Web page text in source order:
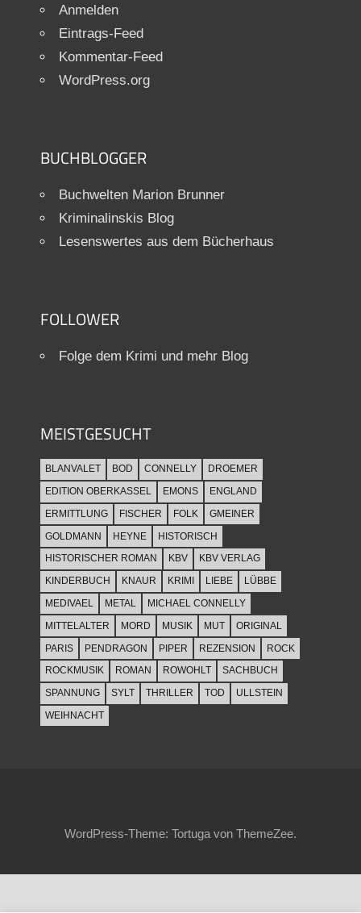
Anmelden
Eintrags-Feed
Kommentar-Feed
WordPress.org
BUCHBLOGGER
Buchwelten Marion Brunner
Kriminalinskis Blog
Lesenswertes aus dem Bücherhaus
FOLLOWER
Folge dem Krimi und mehr Blog
MEISTGESUCHT
BLANVALET BOD CONNELLY
DROEMER
EDITION OBERKASSEL
EMONS
ENGLAND
ERMITTLUNG
FISCHER FOLK
GMEINER
GOLDMANN
HEYNE
HISTORISCH
HISTORISCHER ROMAN
KBV
KBV VERLAG
KINDERBUCH
KNAUR KRIMI LIEBE
LÜBBE
MEDIVAEL
METAL
MICHAEL CONNELLY
MITTELALTER
MORD MUSIK MUT
ORIGINAL
PARIS
PENDRAGON PIPER REZENSION
ROCK
ROCKMUSIK
ROMAN ROWOHLT
SACHBUCH
SPANNUNG
SYLT THRILLER TOD
ULLSTEIN
WEIHNACHT
WordPress-Theme: Tortuga von ThemeZee.